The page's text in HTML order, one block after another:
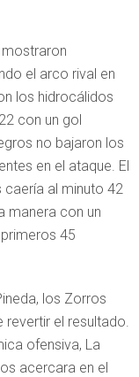
el arco rival en
los hidrocálidos
con un gol
no bajaron los
en el ataque. El
al minuto 42
manera con un
45
los Zorros
el resultado.
ofensiva, La
acercara en el